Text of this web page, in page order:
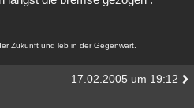
Zukunft und leb in der Gegenwart.
17.02.2005 um 19:12